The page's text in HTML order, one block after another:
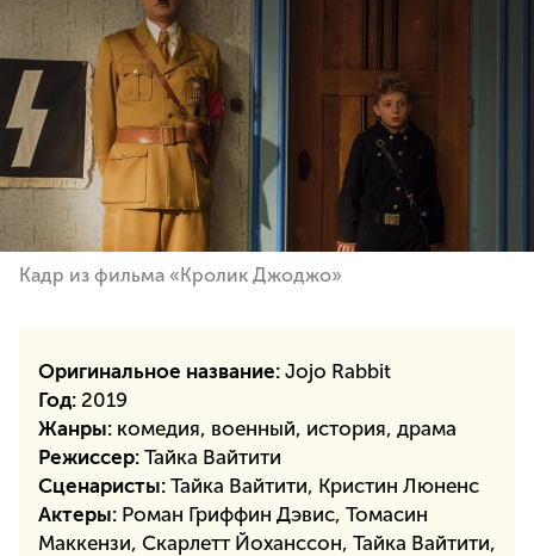
Кадр из фильма «Кролик Джоджо»
Оригинальное название: Jojo Rabbit
Год: 2019
Жанры: комедия, военный, история, драма
Режиссер: Тайка Вайтити
Сценаристы: Тайка Вайтити, Кристин Люненс
Актеры: Роман Гриффин Дэвис, Томасин
Маккензи, Скарлетт Йоханссон, Тайка Вайтити,